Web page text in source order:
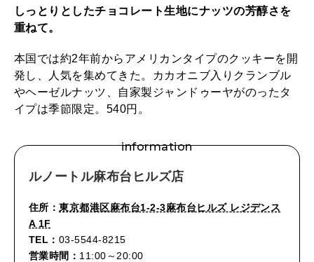
しっとりとしたチョコレート生地にナッツの芳醇さを
重ねて。
本国では約2年前からアメリカンタイプのクッキーを開
発し、人気を集めてきた。カカオニブ入りクランブル
やヘーゼルナッツ、自家製ジャンドゥーヤがのったタ
イプは季節限定。540円。
information
ルノートル麻布台ヒルズ店
住所：東京都港区麻布台1-2-3麻布台ヒルズ レジデンス
A 1F
TEL： 03-5544-8215
営業時間： 11:00～20:00